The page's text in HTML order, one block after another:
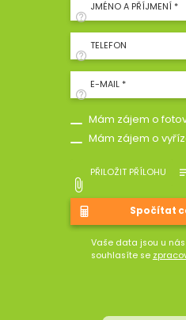
JMÉNO A PŘÍJMENÍ *
TELEFON
E-MAIL *
Mám zájem o
Mám zájem o
PŘILOŽIT PŘÍLOHU
Vaše data jsou u
souhlasíte se